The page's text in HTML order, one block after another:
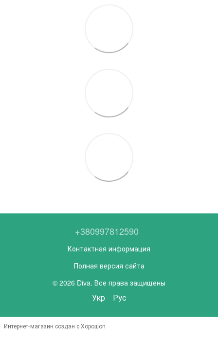
+380997812590
Контактная информация
Полная версия сайта
© 2026 Diva. Все права защищены
Укр Рус
Интернет-магазин создан с Хорошоп